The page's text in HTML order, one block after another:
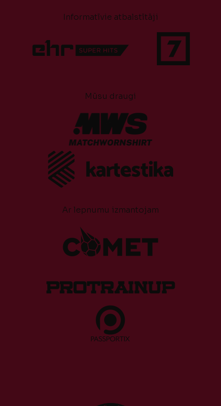
Informatīvie atbalstītāji
Mūsu draugi
Ar lepnumu izmantojam